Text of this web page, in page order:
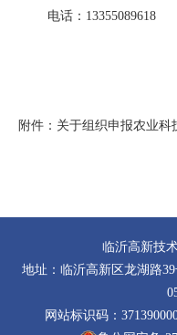
电话：13355089618
附件：关于组织申报农业科
临沂高新技
地址：临沂高新区龙湖路
网站标识码：